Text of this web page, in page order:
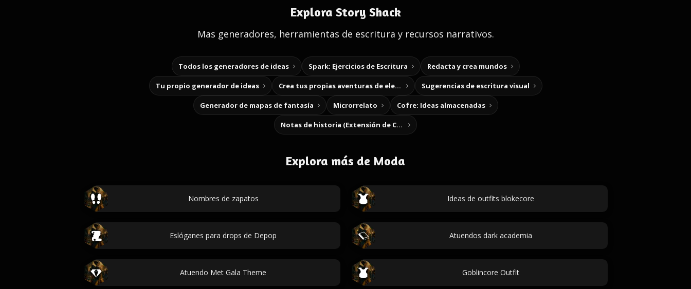
Explora Story Shack
Mas generadores, herramientas de escritura y recursos narrativos.
Todos los generadores de ideas Spark: Ejercicios de Escritura Redacta y crea mundos
Tu propio generador de ideas Crea tus propias aventuras de elección Sugerencias de escritura visual
Generador de mapas de fantasía Microrrelato Cofre: Ideas almacenadas
Notas de historia (Extensión de Chrome)
Explora más de Moda
Nombres de zapatos Ideas de outfits blokecore
Eslóganes para drops de Depop Atuendos dark academia
Atuendo Met Gala Theme Goblincore Outfit